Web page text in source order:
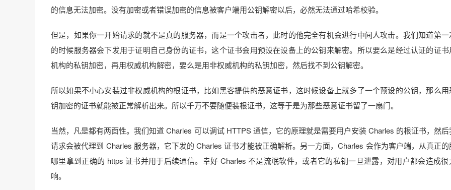
的信息无法加密。没有加密或者错误加密的信息被客户端用公钥解密以后，必然无法通过哈希校验。
但是，如果你一开始请求的就不是真的服务器，而是一个攻击者，此时的他完全有机会进行中间人攻击。我们知道第
的时候服务器会下发用于证明自己身份的证书，这个证书会用预设在设备上的公钥来解密。所以要么是经过认证的证
机构的私钥加密，再用权威机构解密，要么是用非权威机构的私钥加密，然后找不到公钥解密。
所以如果不小心安装过非权威机构的根证书，比如黑客提供的恶意证书，这时候设备上就多了一个预设的公钥，那么
钥加密的证书就能被正常解析出来。所以千万不要随便装根证书，这等于是为那些恶意证书留了一扇门。
当然，凡是都有两面性。我们知道 Charles 可以调试 HTTPS 通信，它的原理就是需要用户安装 Charles 的根证书，然
请求会被代理到 Charles 服务器，它下发的 Charles 证书才能被正确解析。另一方面，Charles 会作为客户端，从真正
哪里拿到正确的 https 证书并用于后续通信。幸好 Charles 不是流氓软件，或者它的私钥一旦泄露，对用户都会造成
响。